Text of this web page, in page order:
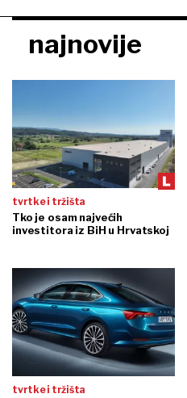
najnovije
tvrtke i tržišta
Tko je osam najvećih
investitora iz BiH u Hrvatskoj
tvrtke i tržišta